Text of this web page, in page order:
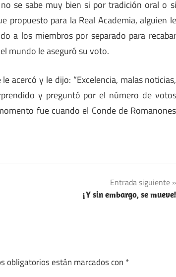
se sabe muy bien si por tradición oral o si
propuesto para la Real Academia, alguien le
a los miembros por separado para recabar
mundo le aseguró su voto.
acercó y le dijo: “Excelencia, malas noticias,
y preguntó por el número de votos
fue cuando el Conde de Romanones
Entrada siguiente
¡Y sin embargo, se mueve!
obligatorios están marcados con *